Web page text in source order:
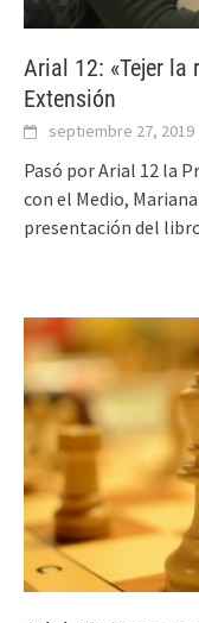
Arial 12: «Tejer la
Extensión
septiembre 27, 2019
Pasó por Arial 12 la
con el Medio,
presentación del